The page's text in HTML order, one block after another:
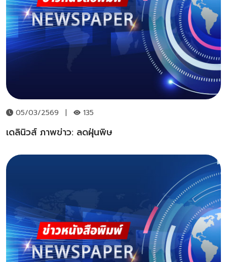
05/03/2569 | 135
เดลินิวส์ ภาพข่าว: ลดฝุ่นพิษ